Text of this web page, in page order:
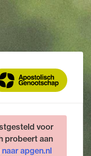
voor
probeert aan
naar apgen.nl